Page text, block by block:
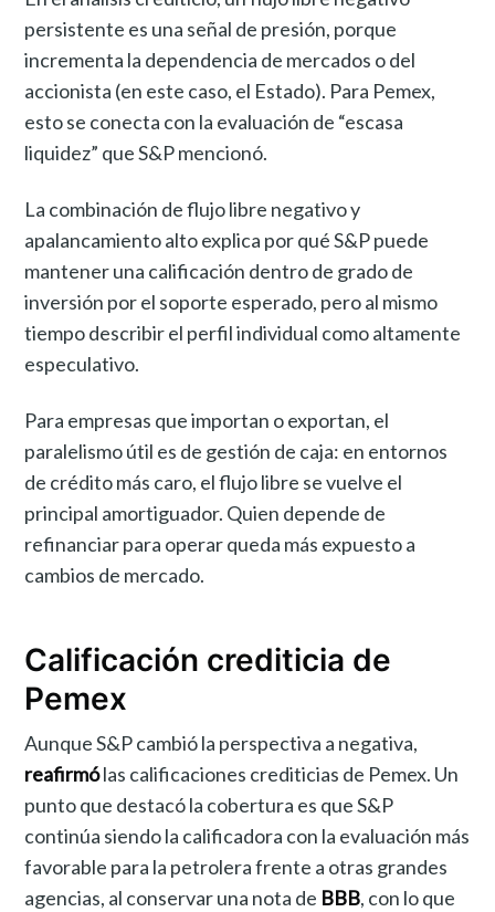
persistente es una señal de presión, porque
incrementa la dependencia de mercados o del
accionista (en este caso, el Estado). Para Pemex,
esto se conecta con la evaluación de “escasa
liquidez” que S&P mencionó.
La combinación de flujo libre negativo y
apalancamiento alto explica por qué S&P puede
mantener una calificación dentro de grado de
inversión por el soporte esperado, pero al mismo
tiempo describir el perfil individual como altamente
especulativo.
Para empresas que importan o exportan, el
paralelismo útil es de gestión de caja: en entornos
de crédito más caro, el flujo libre se vuelve el
principal amortiguador. Quien depende de
refinanciar para operar queda más expuesto a
cambios de mercado.
Calificación crediticia de
Pemex
Aunque S&P cambió la perspectiva a negativa,
reafirmólas calificaciones crediticias de Pemex. Un
punto que destacó la cobertura es que S&P
continúa siendo la calificadora con la evaluación más
favorable para la petrolera frente a otras grandes
agencias, al conservar una nota de BBB, con lo que